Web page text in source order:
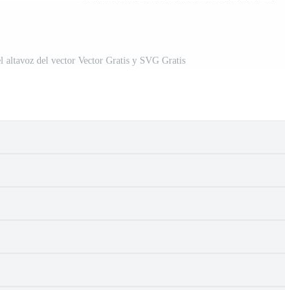
altavoz del vector Vector Gratis y SVG Gratis